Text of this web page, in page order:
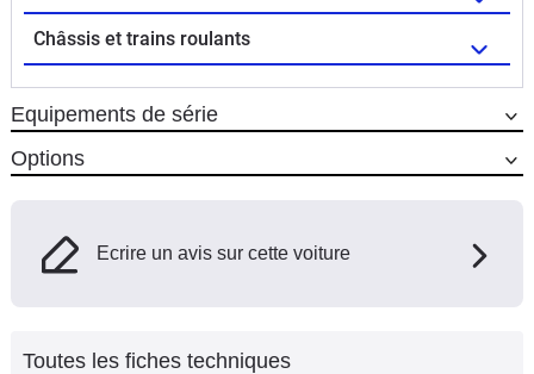
Châssis et trains roulants
Equipements de série
Options
Ecrire un avis sur cette voiture
Toutes les fiches techniques